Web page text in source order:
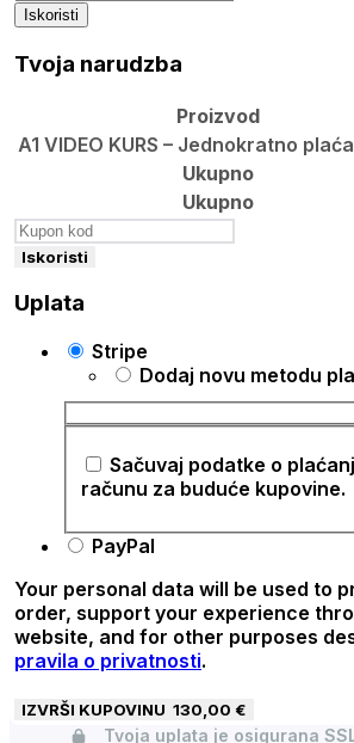
Iskoristi
Tvoja narudzba
Proizvod
A1 VIDEO KURS – Jednokratno
Ukupno
Ukupno
Iskoristi
Uplata
Stripe
Dodaj novu metodu
Sačuvaj podatke o
računu za buduće kupovine.
PayPal
Your personal data will be used to
order, support your experience
website, and for other purposes
pravila o privatnosti.
IZVRŠI KUPOVINU 130,00 €
Tvoja uplata je osigurana